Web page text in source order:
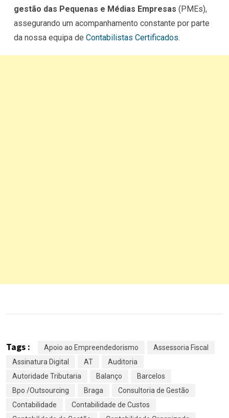
gestão das Pequenas e Médias Empresas (PMEs),
assegurando um acompanhamento constante por parte
da nossa equipa de Contabilistas Certificados.
Tags : Apoio ao Empreendedorismo
Assessoria Fiscal
Assinatura Digital
AT
Auditoria
Autoridade Tributaria
Balanço
Barcelos
Bpo /Outsourcing
Braga
Consultoria de Gestão
Contabilidade
Contabilidade de Custos